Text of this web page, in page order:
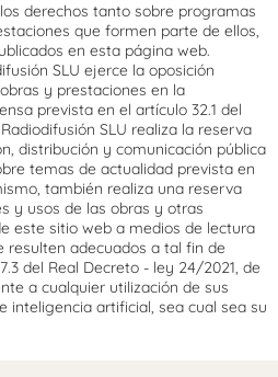
derechos tanto sobre programas
que formen parte de ellos,
en esta página web.
SLU ejerce la oposición
y prestaciones en la
prevista en el artículo 32.1 del
SLU realiza la reserva
distribución y comunicación pública
temas de actualidad prevista en
también realiza una reserva
y usos de las obras y otras
este sitio web a medios de lectura
resulten adecuados a tal fin de
del Real Decreto - ley 24/2021, de
a cualquier utilización de sus
inteligencia artificial, sea cual sea su